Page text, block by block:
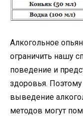
Алкогольное
ограничить нашу
поведение и
здоровья.
выведение
методов могут